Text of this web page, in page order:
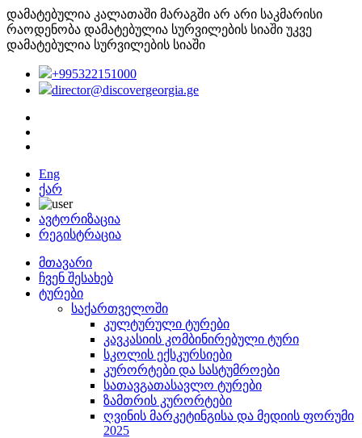
დამატებულია კალათაში მარაგში არ არი საკმარისი
რაოდენობა დამატებულია სურვილების სიაში უკვე
დამატებულია სურვილების სიაში
+995322151000
director@discovergeorgia.ge
Eng
ქარ
ავტორიზაცია
რეგისტრაცია
მთავარი
ჩვენ შესახებ
ტურები
საქართველოში
კულტურული ტურები
კავკასიის კომბინირებული ტური
სკოლის ექსკურსიები
კურორტები და სასტუმროები
სათავგათასავლო ტურები
ზამთრის კურორტები
ღვინის მარკეტინგისა და მედიის ფორუმი
2025